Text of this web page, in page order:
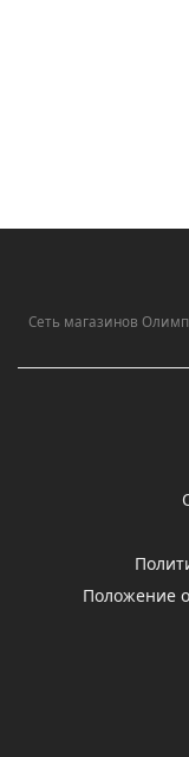
Сеть магазинов
Положение